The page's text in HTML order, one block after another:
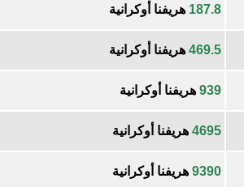
187.8 هريفنا أوكرانية
469.5 هريفنا أوكرانية
939 هريفنا أوكرانية
4695 هريفنا أوكرانية
9390 هريفنا أوكرانية